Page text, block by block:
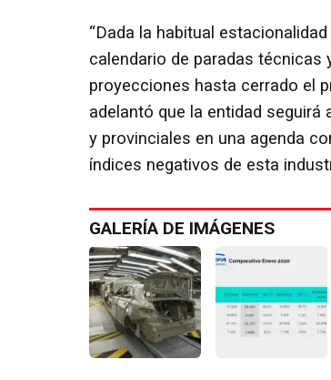
“Dada la habitual
calendario de paradas
proyecciones hasta cerrado el
adelantó que la entidad
y provinciales en una agenda
índices negativos de esta
GALERÍA DE IMÁGENES